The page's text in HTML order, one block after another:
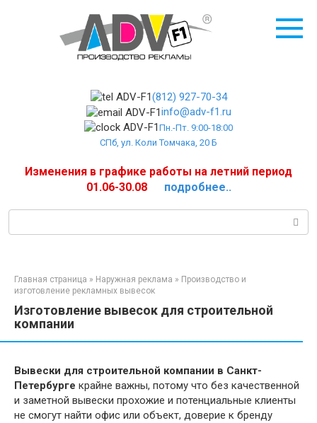
(812) 927-70-34
info@adv-f1.ru
Пн.-Пт. 9:00-18:00
СПб, ул. Коли Томчака, 20 Б
Изменения в графике работы на летний период
01.06-30.08 подробнее..
Поиск:
Главная страница » Наружная реклама » Производство и
изготовление рекламных вывесок
Изготовление вывесок для строительной
компании
Вывески для строительной компании в Санкт-
Петербурге крайне важны, потому что без качественной
и заметной вывески прохожие и потенциальные клиенты
не смогут найти офис или объект, доверие к бренду